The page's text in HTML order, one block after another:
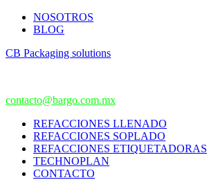
NOSOTROS
BLOG
CB Packaging solutions
contacto@bargo.com.mx
REFACCIONES LLENADO
REFACCIONES SOPLADO
REFACCIONES ETIQUETADORAS
TECHNOPLAN
CONTACTO